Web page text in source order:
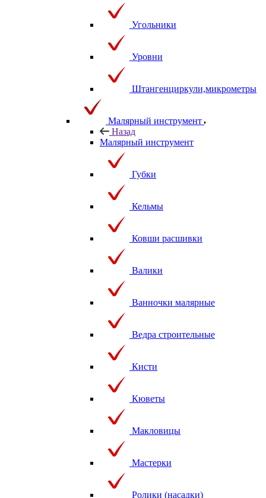
Угольники
Уровни
Штангенциркули,микрометры
Малярный инструмент
Назад
Малярный инструмент
Губки
Кельмы
Ковши расшивки
Валики
Ванночки малярные
Ведра строительные
Кисти
Кюветы
Макловицы
Мастерки
Ролики (насадки)